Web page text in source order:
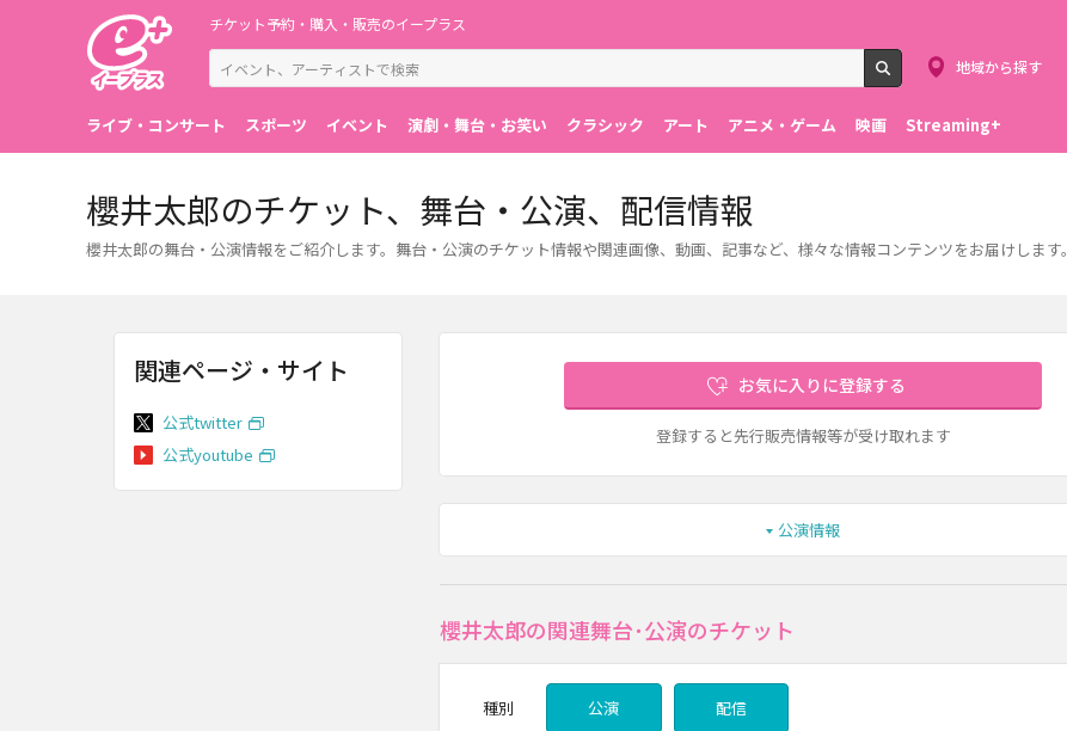
チケット予約・購入・販売のイープラス
検索
地域から探す
ライブ・コンサート スポーツ イベント 演劇・舞台・お笑い クラシック アート アニメ・ゲーム 映画 Streaming+
櫻井太郎のチケット、舞台・公演、配信情報
櫻井太郎の舞台・公演情報をご紹介します。舞台・公演のチケット情報や関連画像、動画、記事など、様々な情報コンテンツをお届けします。
お気に入りに登録する
登録すると先行販売情報等が受け取れます
公演情報
櫻井太郎の関連舞台･公演のチケット
種別 公演 配信
関連ページ・サイト
公式twitter
公式youtube